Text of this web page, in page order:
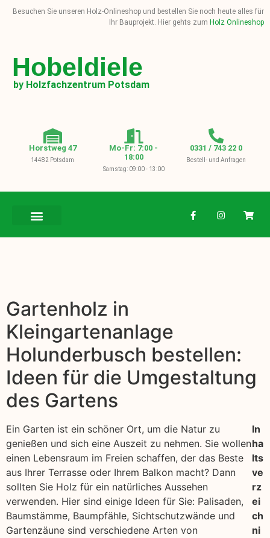
Besuchen Sie unseren Holz-Onlineshop und bestellen Sie noch heute alles für
Ihr Bauprojekt. Hier gehts zum Holz Onlineshop
Hobeldiele
by Holzfachzentrum Potsdam
Horstweg 47
14482 Potsdam
Mo-Fr: 7:00 -
18:00
Samstag: 09:00 - 13:00
0331 / 743 22 0
Bestell- und Anfragen
Gartenholz in
Kleingartenanlage
Holunderbusch bestellen:
Ideen für die Umgestaltung
des Gartens
Ein Garten ist ein schöner Ort, um die Natur zu
genießen und sich eine Auszeit zu nehmen. Sie wollen
einen Lebensraum im Freien schaffen, der das Beste
aus Ihrer Terrasse oder Ihrem Balkon macht? Dann
sollten Sie Holz für ein natürliches Aussehen
verwenden. Hier sind einige Ideen für Sie: Palisaden,
Baumstämme, Baumpfähle, Sichtschutzwände und
Gartenzäune sind verschiedene Arten von
In
ha
lts
ve
rz
ei
ch
ni